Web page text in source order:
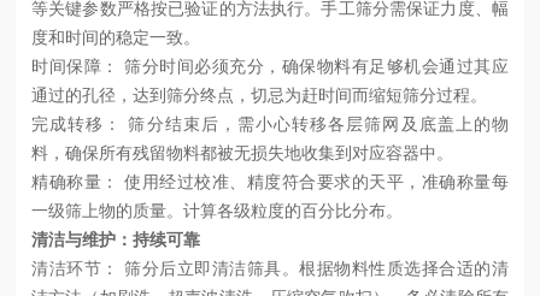
等关键参数严格按已验证的方法执行。手工筛分需保证力度、幅
度和时间的稳定一致。
时间保障： 筛分时间必须充分，确保物料有足够机会通过其应
通过的孔径，达到筛分终点，切忌为赶时间而缩短筛分过程。
完成转移： 筛分结束后，需小心转移各层筛网及底盖上的物
料，确保所有残留物料都被无损失地收集到对应容器中。
精确称量：
使用经过校准、精度符合要求的天平，准确称量每
一级筛上物的质量。计算各级粒度的百分比分布。
清洁与维护：持续可靠
清洁环节：
筛分后立即清洁筛具。根据物料性质选择合适的清